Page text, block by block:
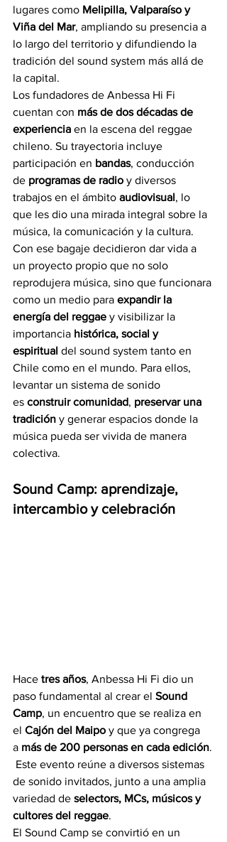
lugares como Melipilla, Valparaíso y
Viña del Mar, ampliando su presencia a
lo largo del territorio y difundiendo la
tradición del sound system más allá de
la capital.
Los fundadores de Anbessa Hi Fi
cuentan con más de dos décadas de
experiencia en la escena del reggae
chileno. Su trayectoria incluye
participación en bandas, conducción
de programas de radio y diversos
trabajos en el ámbito audiovisual, lo
que les dio una mirada integral sobre la
música, la comunicación y la cultura.
Con ese bagaje decidieron dar vida a
un proyecto propio que no solo
reprodujera música, sino que funcionara
como un medio para expandir la
energía del reggae y visibilizar la
importancia histórica, social y
espiritual del sound system tanto en
Chile como en el mundo. Para ellos,
levantar un sistema de sonido
es construir comunidad, preservar una
tradición y generar espacios donde la
música pueda ser vivida de manera
colectiva.
Sound Camp: aprendizaje,
intercambio y celebración
Hace tres años, Anbessa Hi Fi dio un
paso fundamental al crear el Sound
Camp, un encuentro que se realiza en
el Cajón del Maipo y que ya congrega
a más de 200 personas en cada edición.
de sonido invitados, junto a una amplia
variedad de selectors, MCs, músicos y
cultores del reggae.
El Sound Camp se convirtió en un